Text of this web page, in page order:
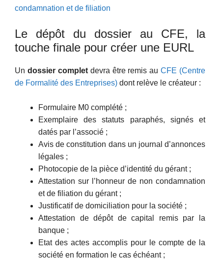
condamnation et de filiation
Le dépôt du dossier au CFE, la
touche finale pour créer une EURL
Un dossier completdevra être remis auCFE (Centre
de Formalité des Entreprises) dont relève le créateur :
Formulaire M0 complété ;
Exemplaire des statuts paraphés, signés et
datés par l’associé ;
Avis de constitution dans un journal d’annonces
légales ;
Photocopie de la pièce d’identité du gérant ;
Attestation sur l’honneur de non condamnation
et de filiation du gérant ;
Justificatif de domiciliation pour la société ;
Attestation de dépôt de capital remis par la
banque ;
Etat des actes accomplis pour le compte de la
société en formation le cas échéant ;